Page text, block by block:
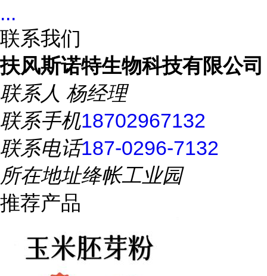
...
联系我们
扶风斯诺特生物科技有限公司
联系人 杨经理
联系手机18702967132
联系电话187-0296-7132
所在地址绛帐工业园
推荐产品